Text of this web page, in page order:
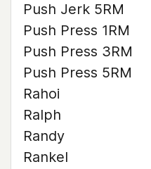
Push Jerk 5RM
Push Press 1RM
Push Press 3RM
Push Press 5RM
Rahoi
Ralph
Randy
Rankel